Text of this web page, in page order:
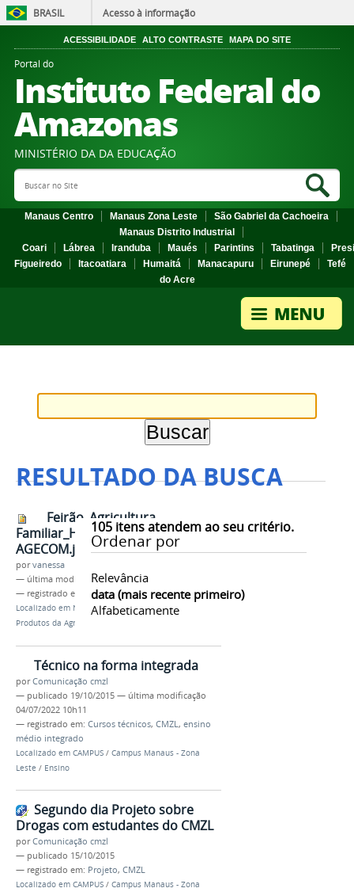
BRASIL Acesso à informação
ACESSIBILIDADE ALTO CONTRASTE MAPA DO SITE
Portal do
Instituto Federal do
Amazonas
MINISTÉRIO DA DA EDUCAÇÃO
Search Site
Manaus Centro Manaus Zona Leste
São Gabriel da Cachoeira
Manaus Distrito Industrial
Coari
Lábrea Iranduba Maués Parintins Tabatinga
Figueiredo
Itacoatiara Humaitá Manacapuru Eirunepé
Tefé
do Acre
RESULTADO DA BUSCA
105itens atendem ao seu critério.
Ordenar por
Relevância
data (mais recente primeiro)
Alfabeticamente
Feirão_Agricultura
Familiar_Herick Pereira
AGECOM.jpg
porvanessa
— última modificação 23/10/2015 16h22
— registrado em:
Fepagro 2015, IFAM,CMZL
Localizado em Notícias /IFAM realiza Feira de
Produtos da Agricultura Familiar
Técnico na forma integrada
porComunicação cmzl
— publicado 19/10/2015 — última modificação
04/07/2022 10h11
— registrado em: Cursos técnicos, CMZL , ensino
médio integrado
Localizado em CAMPUS / Campus Manaus - Zona
Leste / Ensino
Segundo dia Projeto sobre
Drogas com estudantes do CMZL
porComunicação cmzl
— publicado 15/10/2015
— registrado em: Projeto, CMZL
Localizado em CAMPUS / Campus Manaus - Zona